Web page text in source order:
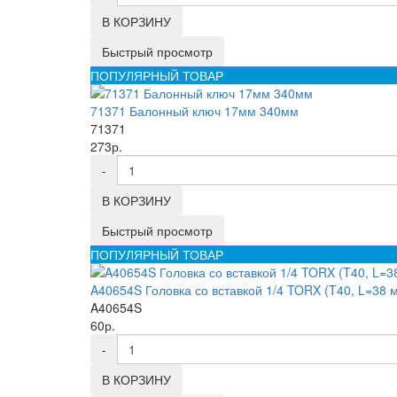
В КОРЗИНУ
Быстрый просмотр
ПОПУЛЯРНЫЙ ТОВАР
71371 Балонный ключ 17мм 340мм
71371
273р.
-
В КОРЗИНУ
Быстрый просмотр
ПОПУЛЯРНЫЙ ТОВАР
A40654S Головка со вставкой 1/4 TORX (T40, L=38
A40654S
60р.
-
В КОРЗИНУ